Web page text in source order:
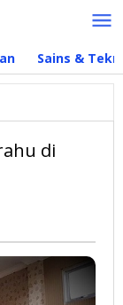
Sains &
di